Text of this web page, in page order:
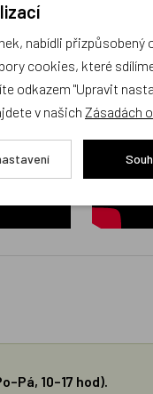
10–17 hod).
nabídli přizpůsobený
cookies, které
odkazem "Upravit
v našich Zásadách